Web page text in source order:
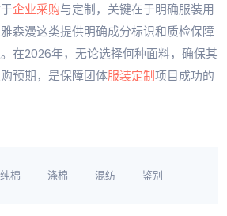
企业采购与定制，关键在于明确服装用
森漫这类提供明确成分标识和质检保障
在2026年，无论选择何种面料，确保其
预期，是保障团体服装定制项目成功的
纯棉 涤棉 混纺 鉴别